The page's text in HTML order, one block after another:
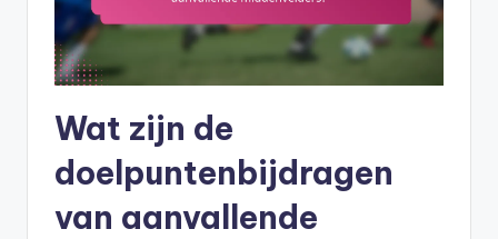
Wat zijn de
doelpuntenbijdragen
van aanvallende